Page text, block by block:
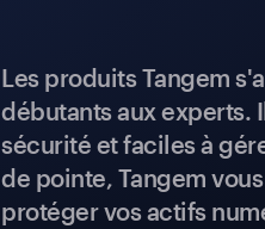
Les produits Tangem
débutants aux experts.
sécurité et faciles à
de pointe, Tangem
protéger vos actifs